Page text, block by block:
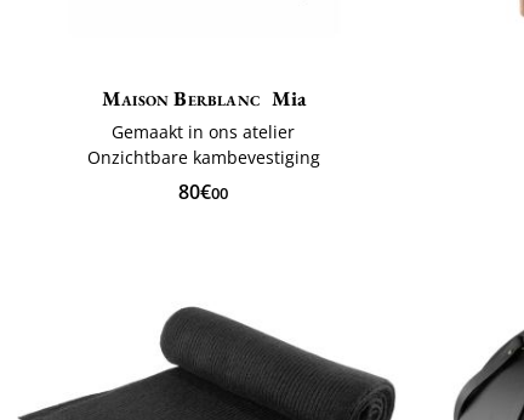
Maison Berblanc Mia
Gemaakt in ons atelier
Onzichtbare kambevestiging
80€00